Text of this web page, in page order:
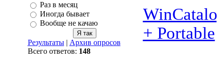
Раз в месяц
Иногда бывает
Вообще не качаю
Результаты| Архив опросов
Всего ответов: 148
+ Portable